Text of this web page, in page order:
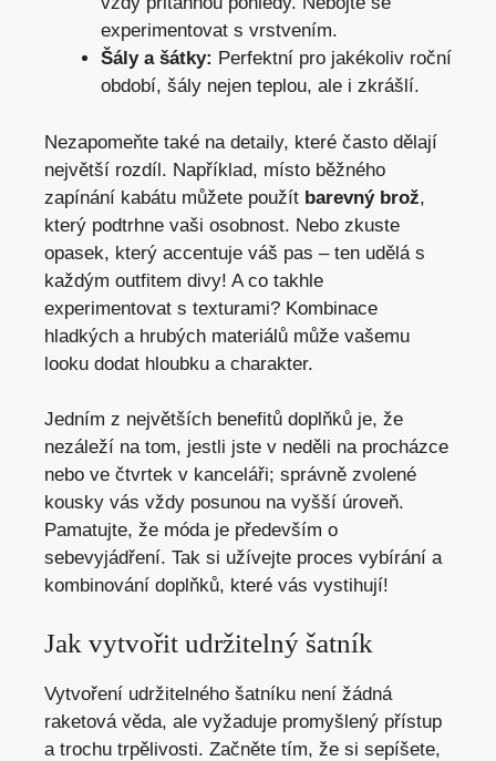
experimentovat s vrstvením.
Šály‍ a šátky: Perfektní pro jakékoliv roční
⁤období, šály​ nejen⁣ teplou, ale i zkrášlí.
Nezapomeňte také⁤ na detaily, které často dělají
⁤největší rozdíl. Například, místo běžného
zapínání‌ kabátu můžete‍ použít barevný brož,‌
který podtrhne ‍vaši osobnost. Nebo zkuste
opasek, který accentuje váš pas – ten⁢ udělá s
každým ⁤outfitem divy! A co takhle
experimentovat s texturami? Kombinace
hladkých a hrubých materiálů může vašemu
looku dodat hloubku a charakter.
Jedním z největších benefitů doplňků je, že
nezáleží‌ na⁤ tom, ‍jestli jste v neděli na procházce
nebo⁤ ve čtvrtek v kanceláři; ​správně zvolené
‍kousky vás vždy posunou na vyšší úroveň.
Pamatujte,⁣ že ​móda je ‍především o
sebevyjádření. Tak si užívejte ⁣proces vybírání a ​
kombinování doplňků, které vás vystihují!
Jak vytvořit udržitelný šatník
Vytvoření udržitelného šatníku‍ není žádná
raketová věda, ale vyžaduje promyšlený přístup
a trochu trpělivosti.⁤ Začněte tím, že si sepíšete,